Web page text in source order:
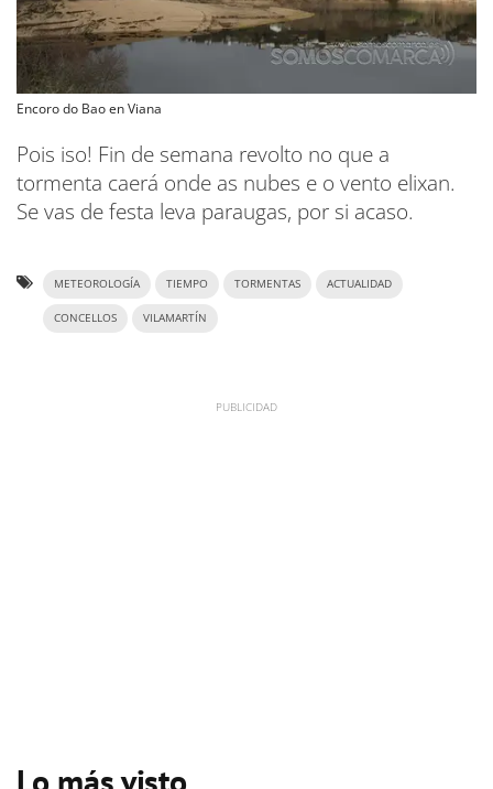
Encoro do Bao en Viana
Pois iso! Fin de semana revolto no que a
tormenta caerá onde as nubes e o vento elixan.
Se vas de festa leva paraugas, por si acaso.
METEOROLOGÍA TIEMPO TORMENTAS ACTUALIDAD
CONCELLOS VILAMARTÍN